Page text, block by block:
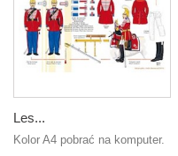
Les...
Kolor A4 pobrać na komputer.